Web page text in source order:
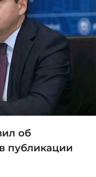
об
публикации